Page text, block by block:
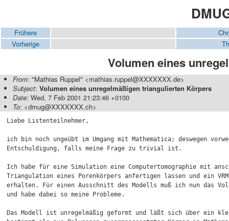
Frühere
Vorherige
Volumen eines
From: "Mathias Ruppel" <mathias.ruppel@XXXXXXX.de>
Subject: Volumen eines unregelmäßigen triangulierten Körpers
Date: Wed, 7 Feb 2001 21:23:46 +0100
To: <dmug@XXXXXXX.ch>
Liebe Listenteilnehmer,
ich bin noch ungeübt im Umgang mit Mathematica; deswegen
Entschuldigung, falls meine Frage zu trivial ist.
Ich habe für eine Simulation eine Computertomographie mit
Triangulation eines Porenkörpers anfertigen lassen und ein
erhalten. Für einen Ausschnitt des Modells muß ich nun das
und habe dabei so meine Probleme.
Das Modell ist unregelmäßig geformt und läßt sich über ein